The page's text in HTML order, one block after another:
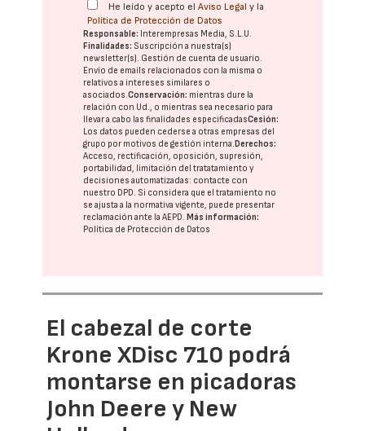
He leído y acepto elAviso Legal y la
Política de Protección de Datos
Responsable: Interempresas Media, S.L.U.
Finalidades: Suscripción a nuestra(s)
newsletter(s). Gestión de cuenta de usuario.
Envío de emails relacionados con la misma o
relativos a intereses similares o
asociados.Conservación: mientras dure la
relación con Ud., o mientras sea necesario para
llevar a cabo las finalidades especificadasCesión:
Los datos pueden cederse a otras empresas del
grupo por motivos de gestión interna. Derechos:
Acceso, rectificación, oposición, supresión,
portabilidad, limitación del tratatamiento y
decisiones automatizadas: contacte con
nuestro DPD. Si considera que el tratamiento no
se ajusta a la normativa vigente, puede presentar
reclamación ante laAEPD. Más información:
Política de Protección de Datos
El cabezal de corte
Krone XDisc 710 podrá
montarse en picadoras
John Deere y New